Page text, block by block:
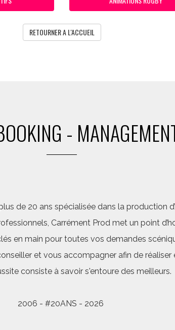
RETOURNER A L'ACCUEIL
-
de 20 ans spécialisée dans la production
Carrément Prod met un point
en main pour toutes vos demandes
et vous accompagner afin de
consiste à savoir s'entoure des meilleurs.
2006 - #20ANS - 2026